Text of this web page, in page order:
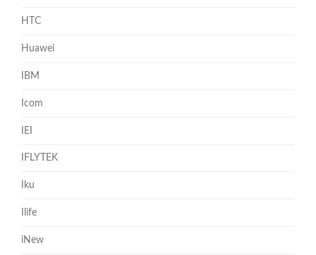
HTC
Huawei
IBM
Icom
IEI
IFLYTEK
Iku
Ilife
iNew